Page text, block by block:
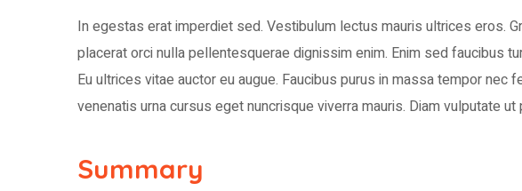
In egestas erat imperdiet sed. Vestibulum lectus mauris ultrices eros.
placerat orci nulla pellentesquerae dignissim enim. Enim sed faucibus
Eu ultrices vitae auctor eu augue. Faucibus purus in massa tempor nec
venenatis urna cursus eget nuncrisque viverra mauris. Diam vulputate ut
Summary